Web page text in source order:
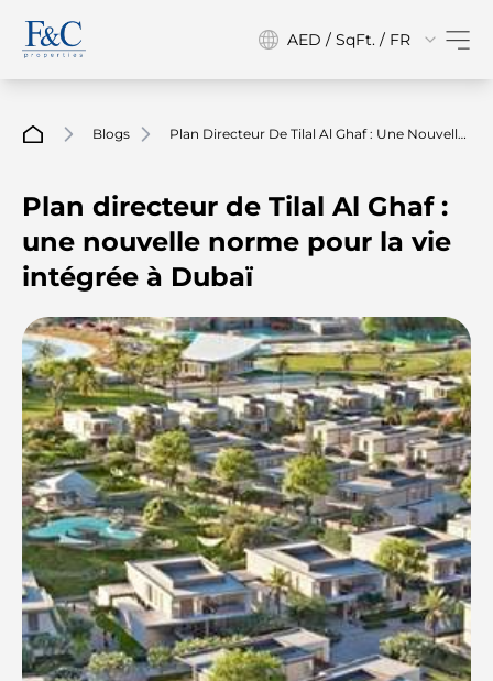
AED / SqFt. / FR
Blogs
Plan Directeur De Tilal Al Ghaf : Une Nouvelle
Plan directeur de Tilal Al Ghaf :
une nouvelle norme pour la vie
intégrée à Dubaï